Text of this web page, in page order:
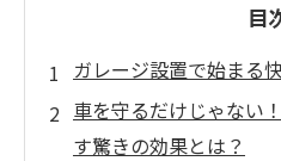
目
ガレージ設置で始まる
車を守るだけじゃない
す驚きの効果とは？